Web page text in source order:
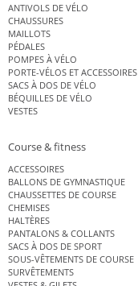
ANTIVOLS DE VÉLO
CHAUSSURES
MAILLOTS
PÉDALES
POMPES À VÉLO
PORTE-VÉLOS ET ACCESSOIRES
SACS À DOS DE VÉLO
BÉQUILLES DE VÉLO
VESTES
Course & fitness
ACCESSOIRES
BALLONS DE GYMNASTIQUE
CHAUSSETTES DE COURSE
CHEMISES
HALTÈRES
PANTALONS & COLLANTS
SACS À DOS DE SPORT
SOUS-VÊTEMENTS DE COURSE
SURVÊTEMENTS